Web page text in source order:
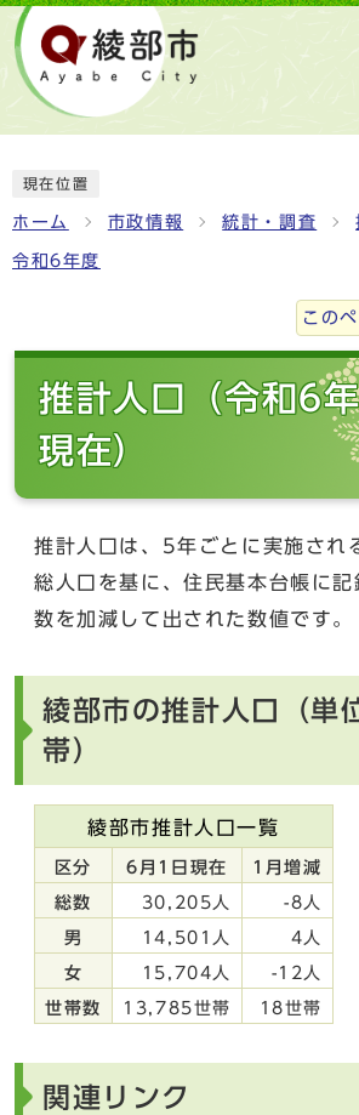
現在位置
ホーム 市政情報 統計・調査
令和6年度
この
推計人口（令和6
現在）
推計人口は、5年ごとに実施され
総人口を基に、住民基本台帳に記
数を加減して出された数値です。
綾部市の推計人口（単
帯）
綾部市推計人口一覧
区分 6月1日現在 1月増減
総数 30,205人 -8人
男 14,501人 4人
女 15,704人 -12人
世帯数 13,785世帯 18世帯
関連リンク